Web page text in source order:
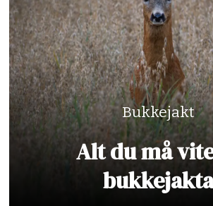
Bukkejakt
Alt du må
bukkejakta